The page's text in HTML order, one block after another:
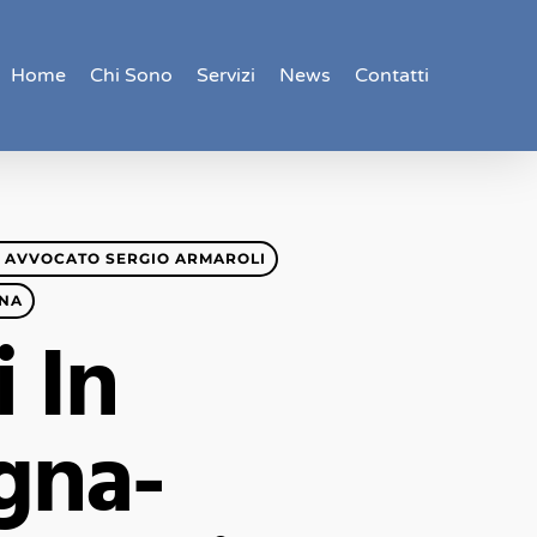
Home Chi Sono Servizi News Contatti
SERGIO ARMAROLI
In